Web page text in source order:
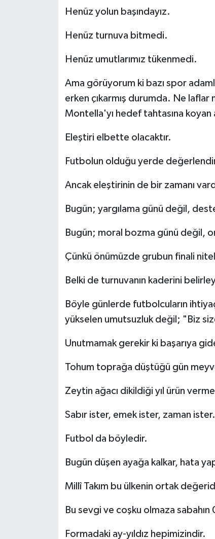
Henüz yolun başındayız.
Henüz turnuva bitmedi.
Henüz umutlarımız tükenmedi.
Ama görüyorum ki bazı spor
erken çıkarmış durumda. Ne
Montella'yı hedef tahtasına
Eleştiri elbette olacaktır.
Futbolun olduğu yerde
Ancak eleştirinin de bir zamanı
Bugün; yargılama günü değil,
Bugün; moral bozma günü değil,
Çünkü önümüzde grubun finali
Belki de turnuvanın kaderini
Böyle günlerde futbolcuların
yükselen umutsuzluk değil; "Biz
Unutmamak gerekir ki başarıya
Tohum toprağa düştüğü gün
Zeytin ağacı dikildiği yıl ürün
Sabır ister, emek ister, zaman ister.
Futbol da böyledir.
Bugün düşen ayağa kalkar, hata
Millî Takım bu ülkenin ortak
Bu sevgi ve coşku olmaza
Formadaki ay-yıldız hepimizindir.